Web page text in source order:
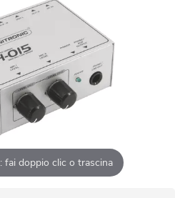
fai doppio clic o trascina